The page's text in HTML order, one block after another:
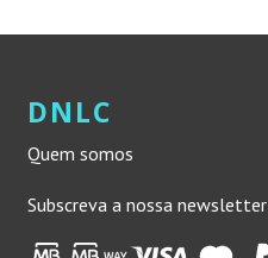
DNLC
Quem somos
Subscreva a nossa newsletter